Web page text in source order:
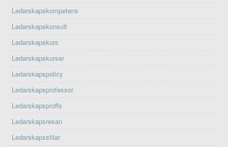
Ledarskapskompetens
Ledarskapskonsult
Ledarskapskurs
Ledarskapskurser
Ledarskapspolicy
Ledarskapsprofessor
Ledarskapsproffs
Ledarskapsresan
Ledarskapsstilar